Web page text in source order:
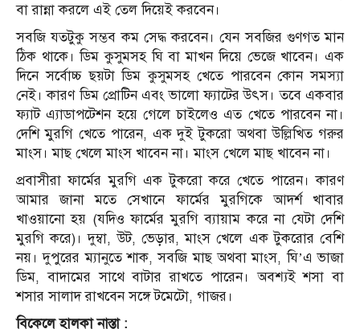
বা রান্না করলে এই তেল দিয়েই করবেন।
সবজি যতটুকু সম্ভব কম সেদ্ধ করবেন। যেন সবজির গুণগত মান
ঠিক থাকে। ডিম কুসুমসহ ঘি বা মাখন দিয়ে ভেজে খাবেন। এক
দিনে সর্বোচ্চ ছয়টা ডিম কুসুমসহ খেতে পারবেন কোন সমস্যা
নেই। কারণ ডিম প্রোটিন এবং ভালো ফ্যাটের উৎস। তবে একবার
ফ্যাট এ্যাডাপটেশন হয়ে গেলে চাইলেও এত খেতে পারবেন না।
দেশি মুরগি খেতে পারেন, এক দুই টুকরো অথবা উল্লিখিত গরুর
মাংস। মাছ খেলে মাংস খাবেন না। মাংস খেলে মাছ খাবেন না।
প্রবাসীরা ফার্মের মুরগি এক টুকরো করে খেতে পারেন। কারণ
আমার জানা মতে সেখানে ফার্মের মুরগিকে আদর্শ খাবার
খাওয়ানো হয় (যদিও ফার্মের মুরগি ব্যায়াম করে না যেটা দেশি
মুরগি করে)। দুম্বা, উট, ভেড়ার, মাংস খেলে এক টুকরোর বেশি
নয়। দুপুরের ম্যানুতে শাক, সবজি মাছ অথবা মাংস, ঘি’এ ভাজা
ডিম, বাদামের সাথে বাটার রাখতে পারেন। অবশ্যই শসা বা
শসার সালাদ রাখবেন সঙ্গে টমেটো, গাজর।
বিকেলে হালকা নাস্তা :